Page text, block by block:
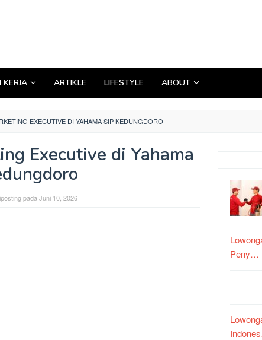
ARTIKLE LIFESTYLE ABOUT
EXECUTIVE DI YAHAMA SIP KEDUNGDORO
Executive di Yahama
pada Juni 10, 2026
Peny…